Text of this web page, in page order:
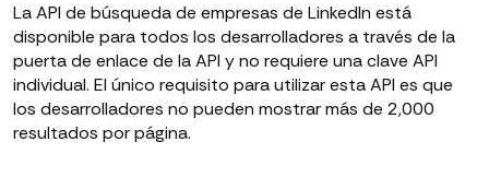
La API de búsqueda de empresas de LinkedIn está
disponible para todos los desarrolladores a través de la
puerta de enlace de la API y no requiere una clave API
individual. El único requisito para utilizar esta API es que
los desarrolladores no pueden mostrar más de 2,000
resultados por página.